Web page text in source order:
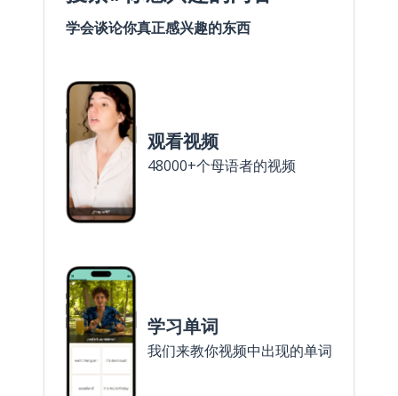
学会谈论你真正感兴趣的东西
观看视频
48000+个母语者的视频
学习单词
我们来教你视频中出现的单词